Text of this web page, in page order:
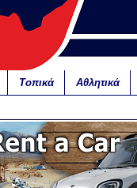
Τοπικά Αθλητικά